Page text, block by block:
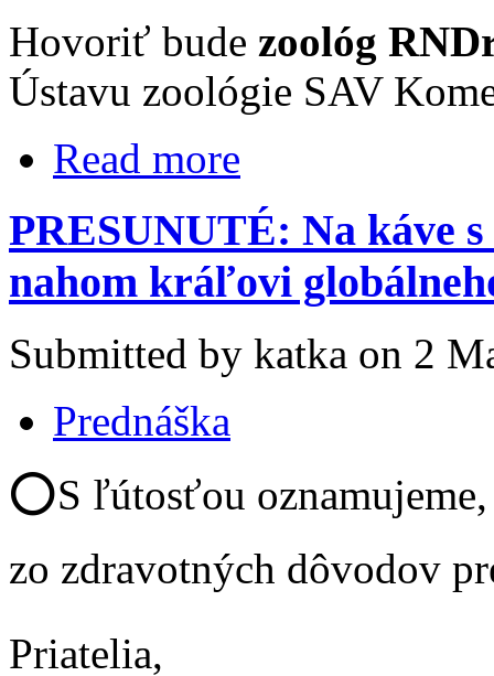
Hovoriť bude zoológ
Ústavu zoológie SAV
Read more
PRESUNUTÉ: Na káve
nahom kráľovi
Submitted by katka on 2
Prednáška
⭕S ľútosťou oznamujeme,
zo zdravotných dôvodov
Priatelia,